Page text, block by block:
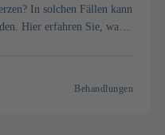
In solchen Fällen kann
Hier erfahren Sie, was
Behandlungen